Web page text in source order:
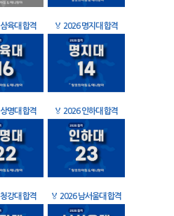
육대 합격 🏅 2026 명지대 합격
명대 합격 🏅 2026 인하대 합격
강대 합격 🏅 2026 남서울대 합격